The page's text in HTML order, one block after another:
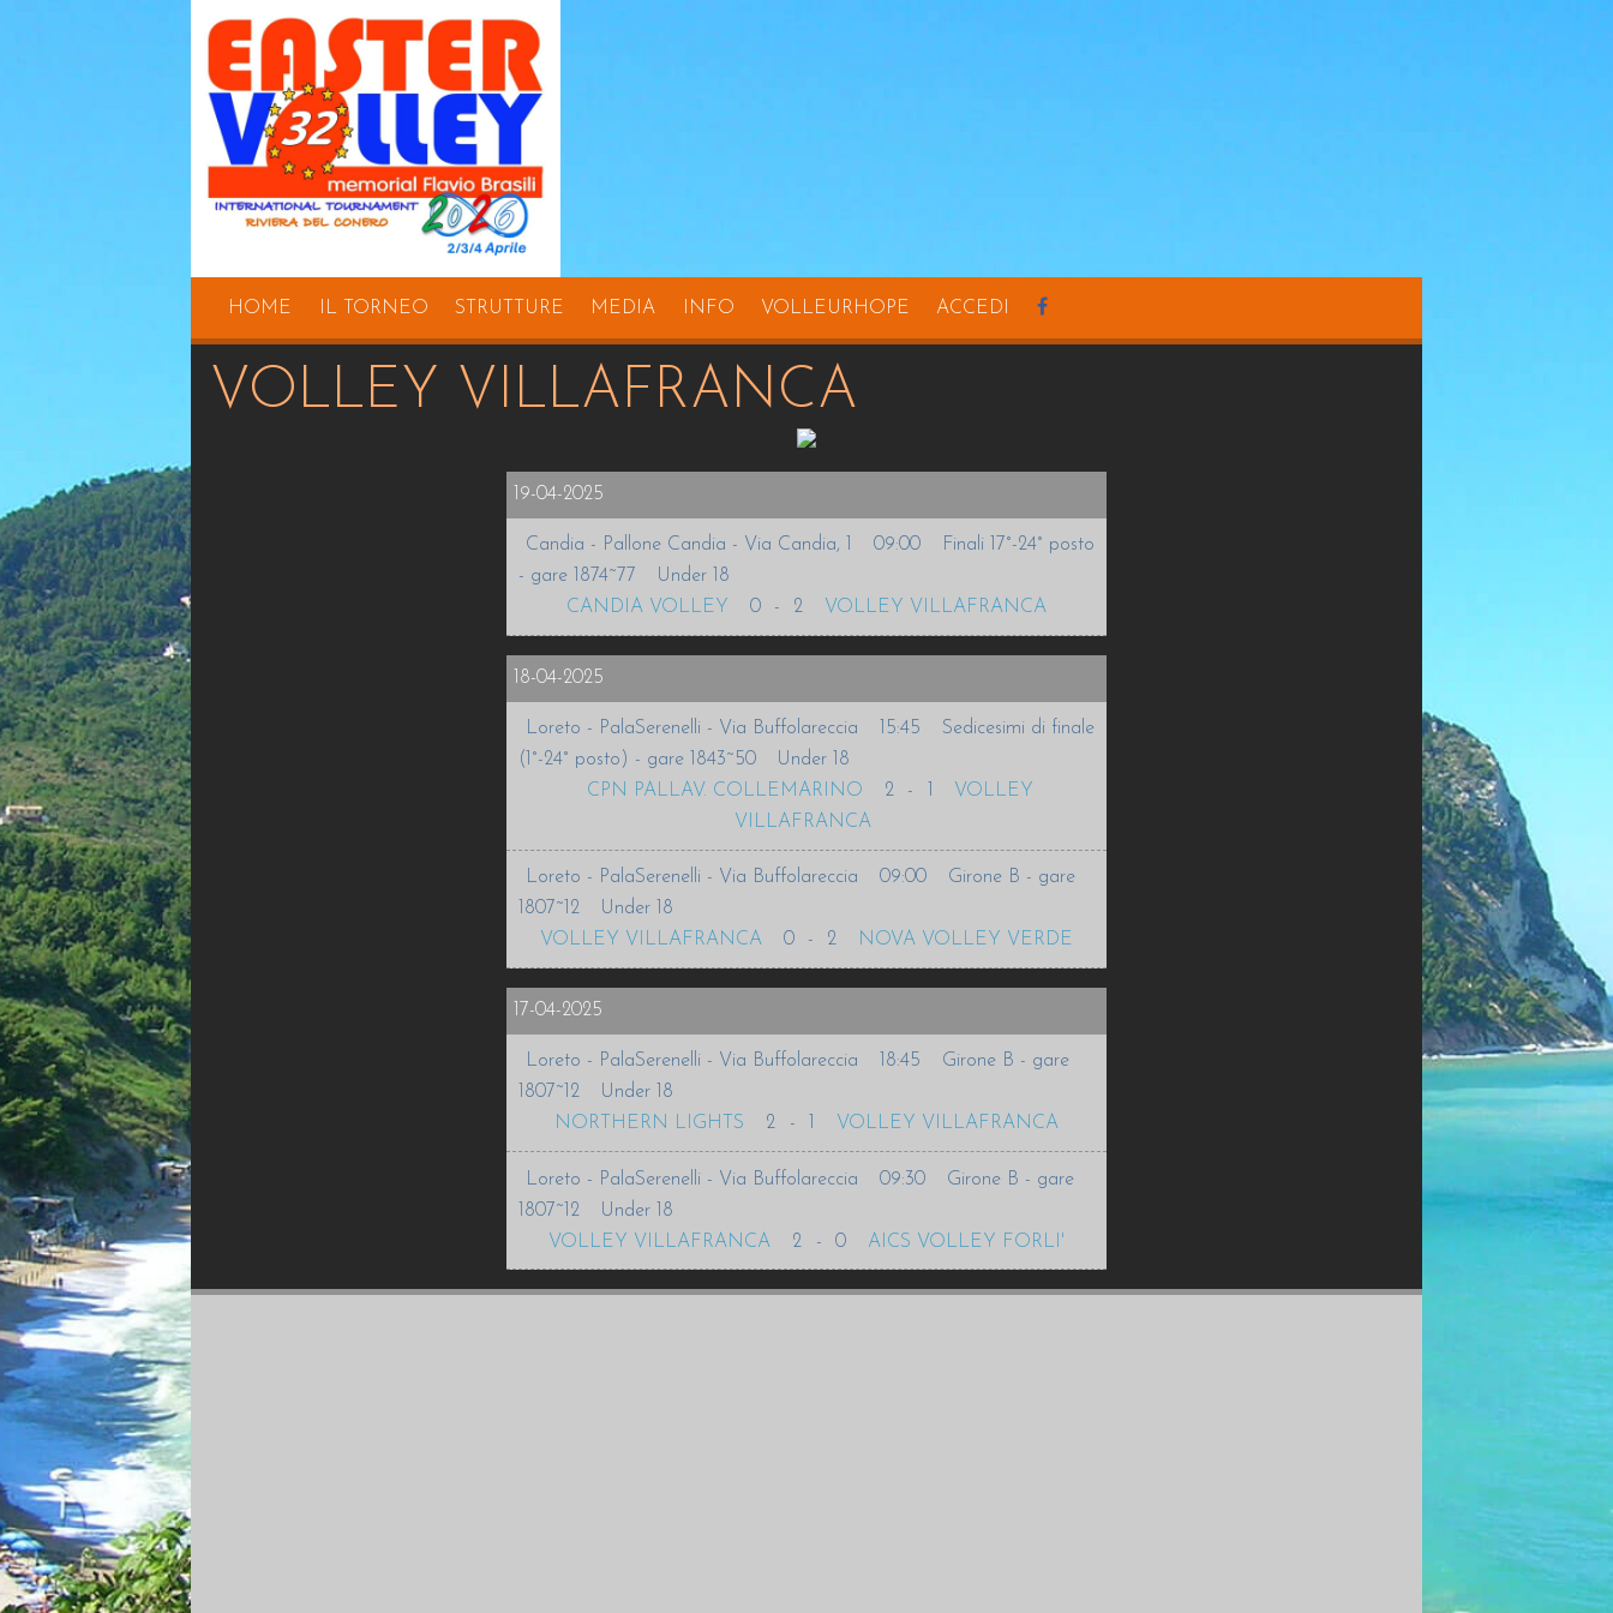
HOME IL TORNEO STRUTTURE MEDIA INFO VOLLEURHOPE ACCEDI
VOLLEY VILLAFRANCA
19-04-2025
Candia - Pallone Candia - Via Candia, 1 09:00
Finali 17°-24° posto
- gare 1874~77
Under 18
CANDIA VOLLEY
0 - 2 VOLLEY VILLAFRANCA
18-04-2025
Loreto - PalaSerenelli - Via Buffolareccia 15:45
Sedicesimi di finale
(1°-24° posto) - gare 1843~50
Under 18
CPN PALLAV. COLLEMARINO
2 -
VOLLEY
VILLAFRANCA
Loreto - PalaSerenelli - Via Buffolareccia 09:00
Girone B - gare
1807~12
Under 18
VOLLEY VILLAFRANCA
0 - 2 NOVA VOLLEY VERDE
17-04-2025
Loreto - PalaSerenelli - Via Buffolareccia 18:45
Girone B - gare
1807~12
Under 18
NORTHERN LIGHTS
2 - 1 VOLLEY VILLAFRANCA
Loreto - PalaSerenelli - Via Buffolareccia 09:30
Girone B - gare
1807~12
Under 18
VOLLEY VILLAFRANCA
2 - 0 AICS VOLLEY FORLI'